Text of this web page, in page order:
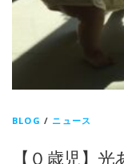
BLOG / ニュース
【０歳児】